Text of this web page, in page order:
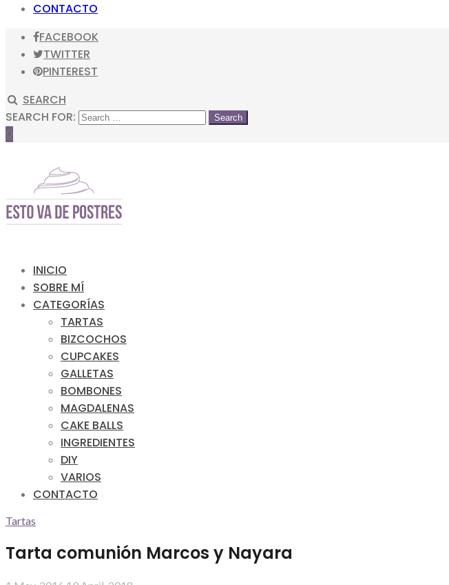
CONTACTO
FACEBOOK
TWITTER
PINTEREST
SEARCH
SEARCH FOR:
0
INICIO
SOBRE MÍ
CATEGORÍAS
TARTAS
BIZCOCHOS
CUPCAKES
GALLETAS
BOMBONES
MAGDALENAS
CAKE BALLS
INGREDIENTES
DIY
VARIOS
CONTACTO
Tartas
Tarta comunión Marcos y Nayara